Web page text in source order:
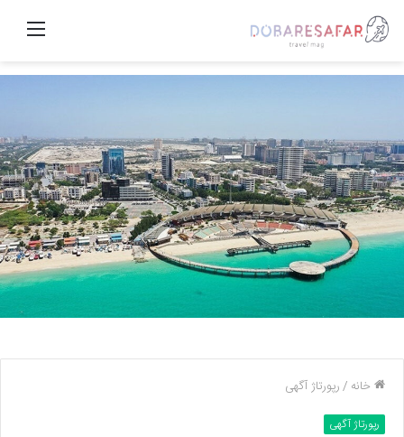
منو
خانه /رپورتاژ آگهی
رپورتاژ آگهی